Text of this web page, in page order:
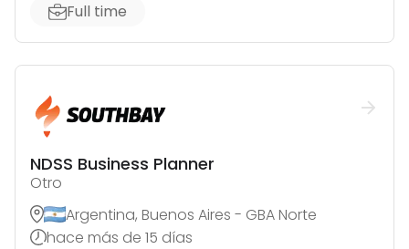
Full time
NDSS Business Planner
Otro
Argentina, Buenos Aires - GBA Norte
hace más de 15 días